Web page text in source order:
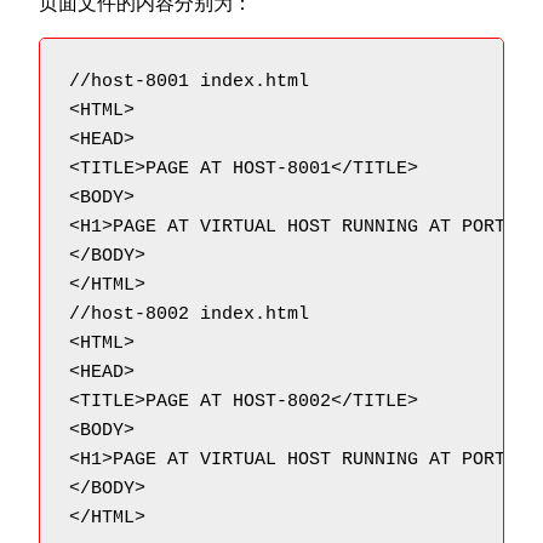
//host-8001 index.html
<HTML>
<HEAD>
<TITLE>PAGE AT HOST-8001</TITLE>
<BODY>
<H1>PAGE AT VIRTUAL HOST RUNNING AT PORT
</BODY>
</HTML>
//host-8002 index.html
<HTML>
<HEAD>
<TITLE>PAGE AT HOST-8002</TITLE>
<BODY>
<H1>PAGE AT VIRTUAL HOST RUNNING AT PORT
</BODY>
</HTML>